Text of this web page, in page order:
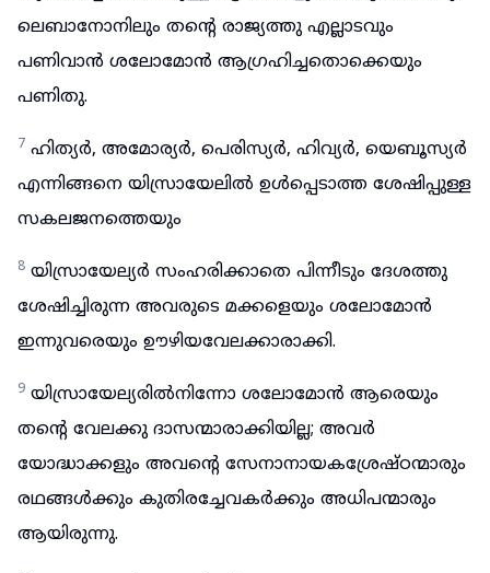
ലെബാനോനിലും തന്റെ രാജ്യത്തു എല്ലാടവും
പണിവാൻ ശലോമോൻ ആഗ്രഹിച്ചതൊക്കെയും
പണിതു.
7 ഹിത്യർ, അമോര്യർ, പെരിസ്യർ, ഹിവ്യർ, യെബൂസ്യർ
എന്നിങ്ങനെ യിസ്രായേലിൽ ഉൾപ്പെടാത്ത ശേഷിപ്പുള്ള
സകലജനത്തെയും
8 യിസ്രായേല്യർ സംഹരിക്കാതെ പിന്നീടും ദേശത്തു
ശേഷിച്ചിരുന്ന അവരുടെ മക്കളെയും ശലോമോൻ
ഇന്നുവരെയും ഊഴിയവേലക്കാരാക്കി.
9 യിസ്രായേല്യരിൽനിന്നോ ശലോമോൻ ആരെയും
തന്റെ വേലക്കു ദാസന്മാരാക്കിയില്ല; അവർ
യോദ്ധാക്കളും അവന്റെ സേനാനായകശ്രേഷ്ഠന്മാരും
രഥങ്ങൾക്കും കുതിരച്ചേവകർക്കും അധിപന്മാരും
ആയിരുന്നു.